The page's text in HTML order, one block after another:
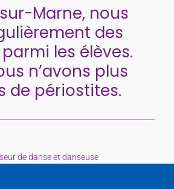
Marne, nous
des
les élèves.
n’avons plus
de périostites.
de danse et danseuse